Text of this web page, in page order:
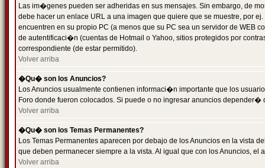
Las im�genes pueden ser adheridas en sus mensajes. Sin embargo, de
debe hacer un enlace URL a una imagen que quiere que se muestre, por
encuentren en su propio PC (a menos que su PC sea un servidor de
de autentificaci�n (cuentas de Hotmail o Yahoo, sitios protegidos por
correspondiente (de estar permitido).
Volver arriba
�Qu� son los Anuncios?
Los Anuncios usualmente contienen informaci�n importante que los
Foro donde fueron colocados. Si puede o no ingresar anuncios
Volver arriba
�Qu� son los Temas Permanentes?
Los Temas Permanentes aparecen por debajo de los Anuncios en la
que deben permanecer siempre a la vista. Al igual que con los Anuncios,
Volver arriba